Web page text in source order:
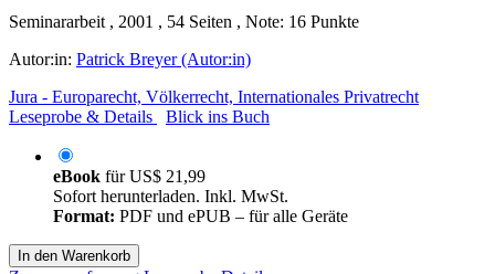
Seminararbeit , 2001 , 54 Seiten , Note: 16 Punkte
Autor:in: Patrick Breyer (Autor:in)
Jura - Europarecht, Völkerrecht, Internationales Privatrecht
Leseprobe & Details
Blick ins Buch
eBook fürUS$ 21,99
Sofort herunterladen. Inkl. MwSt.
Format: PDF und ePUB – für alle Geräte
In den Warenkorb